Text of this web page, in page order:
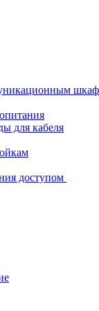
для кабеля
доступом